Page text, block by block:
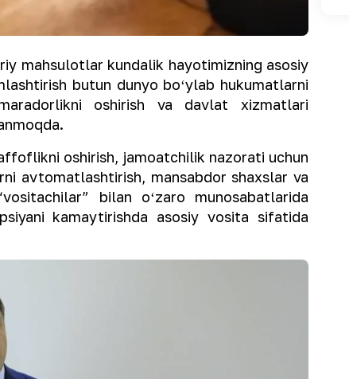
kundalik hayotimizning asosiy
butun dunyo boʻylab hukumatlarni
oshirish va davlat xizmatlari
oshirish, jamoatchilik nazorati uchun
avtomatlashtirish, mansabdor shaxslar va
bilan oʻzaro munosabatlarida
kamaytirishda asosiy vosita sifatida